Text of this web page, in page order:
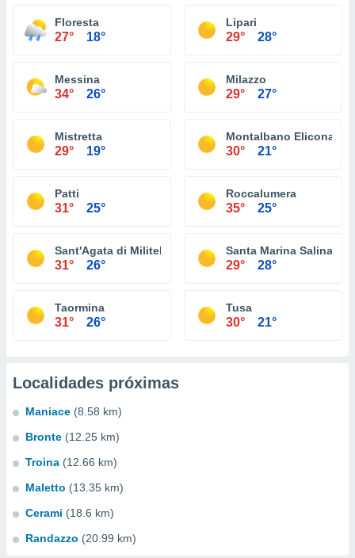
Floresta
27° 18°
Lipari
29° 28°
Messina
34° 26°
Milazzo
29° 27°
Mistretta
29° 19°
Montalbano Elicona
30° 21°
Patti
31° 25°
Roccalumera
35° 25°
Sant'Agata di Militello
31° 26°
Santa Marina Salina
29° 28°
Taormina
31° 26°
Tusa
30° 21°
Localidades próximas
Maniace (8.58 km)
Bronte (12.25 km)
Troina (12.66 km)
Maletto (13.35 km)
Cerami (18.6 km)
Randazzo (20.99 km)